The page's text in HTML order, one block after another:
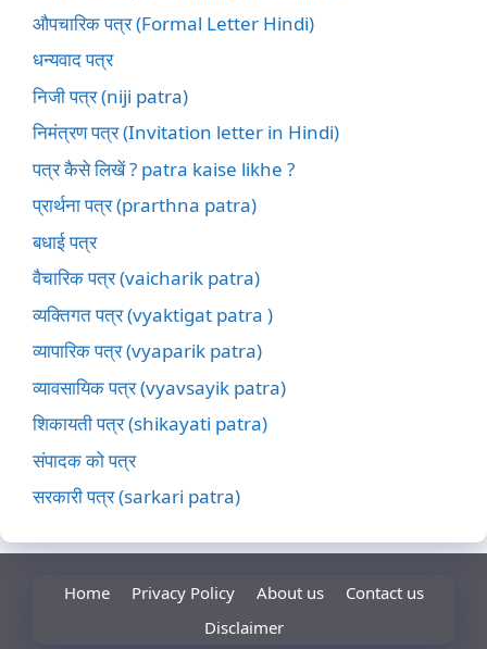
औपचारिक पत्र (Formal Letter Hindi)
धन्यवाद पत्र
निजी पत्र (niji patra)
निमंत्रण पत्र (Invitation letter in Hindi)
पत्र कैसे लिखें ? patra kaise likhe ?
प्रार्थना पत्र (prarthna patra)
बधाई पत्र
वैचारिक पत्र (vaicharik patra)
व्यक्तिगत पत्र (vyaktigat patra )
व्यापारिक पत्र (vyaparik patra)
व्यावसायिक पत्र (vyavsayik patra)
शिकायती पत्र (shikayati patra)
संपादक को पत्र
सरकारी पत्र (sarkari patra)
Home Privacy Policy About us
Contact us
Disclaimer